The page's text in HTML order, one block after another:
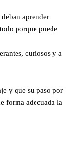
aprender
porque puede
curiosos y a
y que su paso por
forma adecuada la